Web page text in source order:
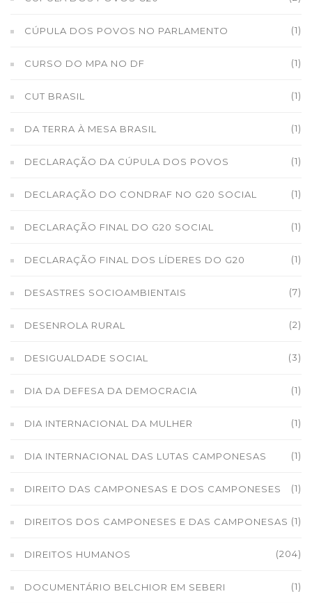
CÚPULA DOS POVOS NO PARLAMENTO (1)
CURSO DO MPA NO DF (1)
CUT BRASIL (1)
DA TERRA À MESA BRASIL (1)
DECLARAÇÃO DA CÚPULA DOS POVOS (1)
DECLARAÇÃO DO CONDRAF NO G20 SOCIAL (1)
DECLARAÇÃO FINAL DO G20 SOCIAL (1)
DECLARAÇÃO FINAL DOS LÍDERES DO G20 (1)
DESASTRES SOCIOAMBIENTAIS (7)
DESENROLA RURAL (2)
DESIGUALDADE SOCIAL (3)
DIA DA DEFESA DA DEMOCRACIA (1)
DIA INTERNACIONAL DA MULHER (1)
DIA INTERNACIONAL DAS LUTAS CAMPONESAS (1)
DIREITO DAS CAMPONESAS E DOS CAMPONESES (1)
DIREITOS DOS CAMPONESES E DAS CAMPONESAS (1)
DIREITOS HUMANOS (204)
DOCUMENTÁRIO BELCHIOR EM SEBERI (1)